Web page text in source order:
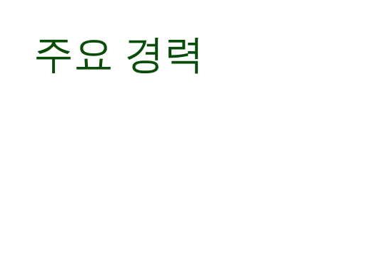
주요 경력